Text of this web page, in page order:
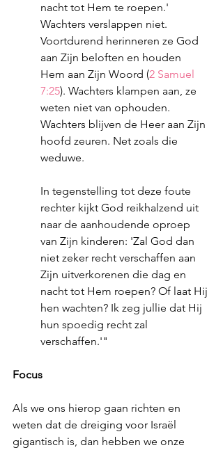
nacht tot Hem te roepen.'
Wachters verslappen niet.
Voortdurend herinneren ze God
aan Zijn beloften en houden
Hem aan Zijn Woord (2 Samuel
7:25). Wachters klampen aan, ze
weten niet van ophouden.
Wachters blijven de Heer aan Zijn
hoofd zeuren. Net zoals die
weduwe.
In tegenstelling tot deze foute
rechter kijkt God reikhalzend uit
naar de aanhoudende oproep
van Zijn kinderen: 'Zal God dan
niet zeker recht verschaffen aan
Zijn uitverkorenen die dag en
nacht tot Hem roepen? Of laat Hij
hen wachten? Ik zeg jullie dat Hij
hun spoedig recht zal
verschaffen.'"
Focus
Als we ons hierop gaan richten en
weten dat de dreiging voor Israël
gigantisch is, dan hebben we onze